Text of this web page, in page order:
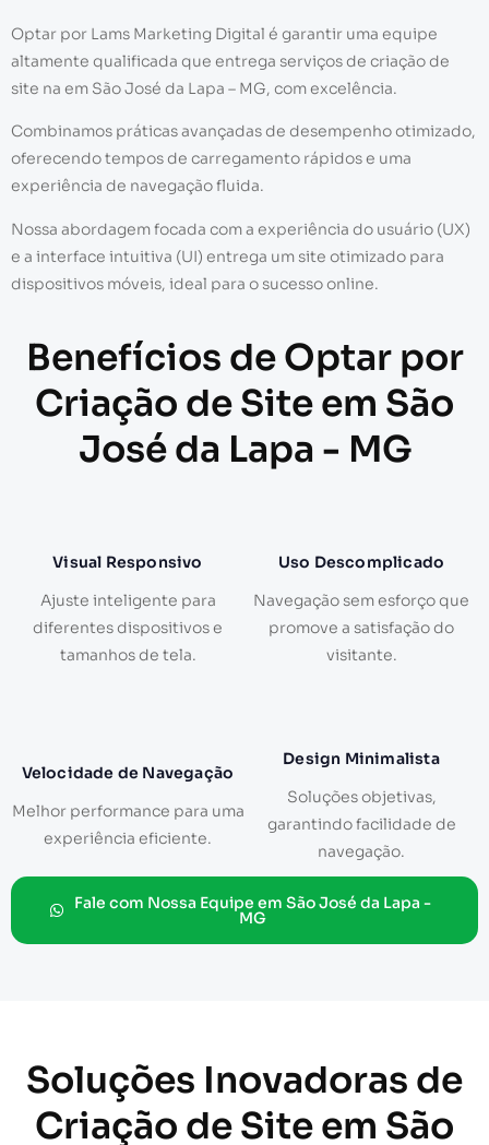
Optar por Lams Marketing Digital é garantir uma equipe
altamente qualificada que entrega serviços de criação de
site na em São José da Lapa – MG, com excelência.
Combinamos práticas avançadas de desempenho otimizado,
oferecendo tempos de carregamento rápidos e uma
experiência de navegação fluida.
Nossa abordagem focada com a experiência do usuário (UX)
e a interface intuitiva (UI) entrega um site otimizado para
dispositivos móveis, ideal para o sucesso online.
Benefícios de Optar por
Criação de Site em São
José da Lapa - MG
Visual Responsivo
Ajuste inteligente para
diferentes dispositivos e
tamanhos de tela.
Uso Descomplicado
Navegação sem esforço que
promove a satisfação do
visitante.
Velocidade de Navegação
Melhor performance para uma
experiência eficiente.
Design Minimalista
Soluções objetivas,
garantindo facilidade de
navegação.
Fale com Nossa Equipe em São José da Lapa -
MG
Soluções Inovadoras de
Criação de Site em São